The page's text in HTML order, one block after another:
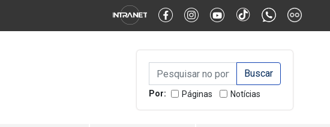
Alternar Alto Contraste Alternar Tamanho da Fonte
Campo de Busca de
Campo de Busca de informaçõesEnviar a Busca
Por: Páginas Notícias